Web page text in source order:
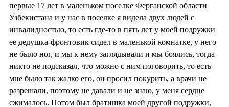
первые 17 лет в маленьком поселке Ферганской области
Узбекистана и у нас в поселке я видела двух людей с
инвалидностью, то есть где-то в пять лет у моей подружки
ее дедушка-фронтовик сидел в маленькой комнатке, у него
не было ног, и мы к нему заглядывали и мы боялись, тогда
никто не подсказал, что можно с ним поговорить, то есть
мне было так жалко его, он просил покурить, а врачи не
разрешали, поэтому не давали и не знаю, у меня сердце
сжималось. Потом был братишка моей другой подружки,